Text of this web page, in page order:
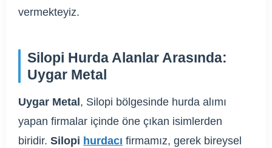
vermekteyiz.
Silopi Hurda Alanlar Arasında:
Uygar Metal
Uygar Metal , Silopi bölgesinde hurda alımı
yapan firmalar içinde öne çıkan isimlerden
biridir. Silopi hurdacı firmamız, gerek bireysel